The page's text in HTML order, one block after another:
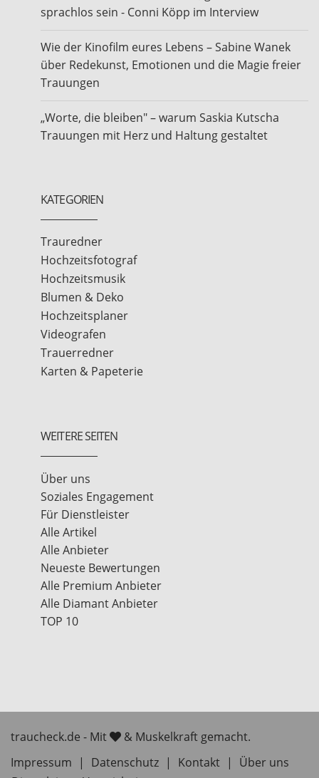
sprachlos sein - Conni Köpp im Interview
Wie der Kinofilm eures Lebens – Sabine Wanek
über Redekunst, Emotionen und die Magie freier
Trauungen
„Worte, die bleiben" – warum Saskia Kutscha
Trauungen mit Herz und Haltung gestaltet
KATEGORIEN
Trauredner
Hochzeitsfotograf
Hochzeitsmusik
Blumen & Deko
Hochzeitsplaner
Videografen
Trauerredner
Karten & Papeterie
WEITERE SEITEN
Über uns
Soziales Engagement
Für Dienstleister
Alle Artikel
Alle Anbieter
Neueste Bewertungen
Alle Premium Anbieter
Alle Diamant Anbieter
TOP 10
traucheck.de - Mit
& Muskelkraft gemacht.
Impressum
| Datenschutz | Kontakt |
Über uns